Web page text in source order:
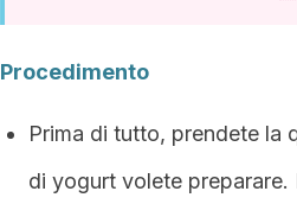
Procedimento
Prima di tutto, prendete la
di yogurt volete preparare.